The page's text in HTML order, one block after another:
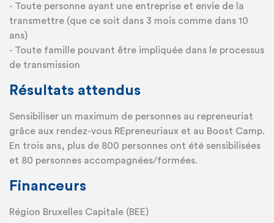
- Toute personne ayant une entreprise et envie de la
transmettre (que ce soit dans 3 mois comme dans 10
ans)
- Toute famille pouvant être impliquée dans le processus
de transmission
Résultats attendus
Sensibiliser un maximum de personnes au repreneuriat
grâce aux rendez-vous REpreneuriaux et au Boost Camp.
En trois ans, plus de 800 personnes ont été sensibilisées
et 80 personnes accompagnées/formées.
Financeurs
Région Bruxelles Capitale (BEE)